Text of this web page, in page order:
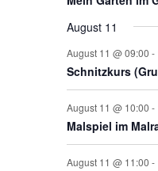
August 11
August 11 @ 09:00 -
Schnitzkurs
August 11 @ 10:00 -
Malspiel im
August 11 @ 11:00 -